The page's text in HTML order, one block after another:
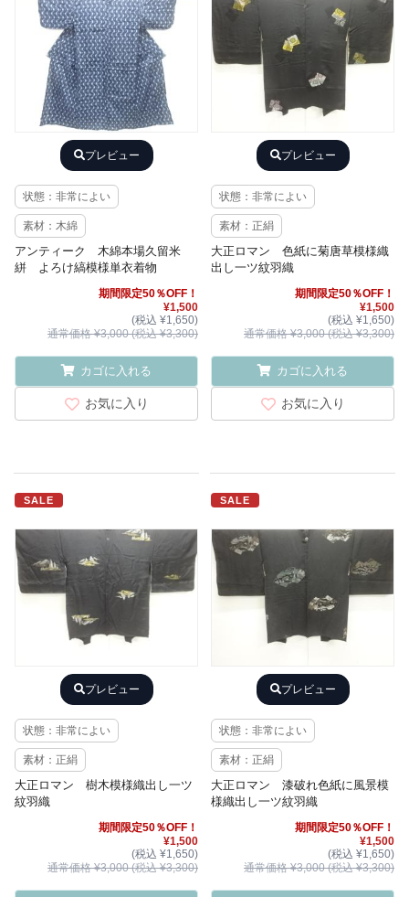
プレビュー
状態：非常によい
素材：木綿
アンティーク 木綿本場久留米
絣 よろけ縞模様単衣着物
期間限定50％OFF！
¥1,500
(税込 ¥1,650)
通常価格 ¥3,000 (税込 ¥3,300)
カゴに入れる
お気に入り
プレビュー
状態：非常によい
素材：正絹
大正ロマン 色紙に菊唐草模様織
出し一ツ紋羽織
期間限定50％OFF！
¥1,500
(税込 ¥1,650)
通常価格 ¥3,000 (税込 ¥3,300)
カゴに入れる
お気に入り
SALE
プレビュー
状態：非常によい
素材：正絹
大正ロマン 樹木模様織出し一ツ
紋羽織
期間限定50％OFF！
¥1,500
(税込 ¥1,650)
通常価格 ¥3,000 (税込 ¥3,300)
SALE
プレビュー
状態：非常によい
素材：正絹
大正ロマン 漆破れ色紙に風景模
様織出し一ツ紋羽織
期間限定50％OFF！
¥1,500
(税込 ¥1,650)
通常価格 ¥3,000 (税込 ¥3,300)